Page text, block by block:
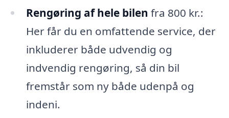
Rengøring af hele bilen fra 800 kr.:
Her får du en omfattende service, der
inkluderer både udvendig og
indvendig rengøring, så din bil
fremstår som ny både udenpå og
indeni.